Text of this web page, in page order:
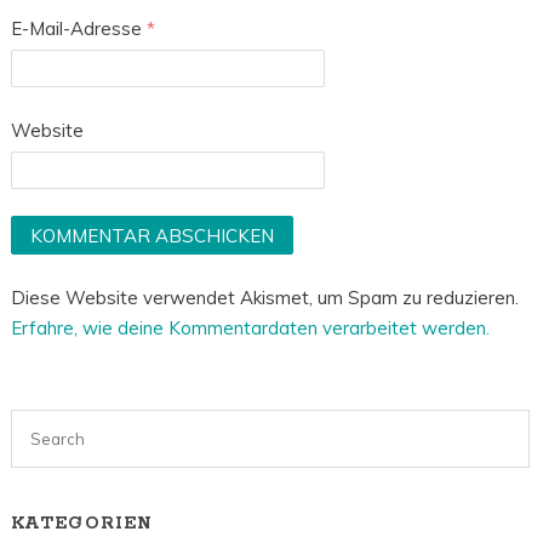
E-Mail-Adresse *
Website
Diese Website verwendet Akismet, um Spam zu reduzieren.
Erfahre, wie deine Kommentardaten verarbeitet werden.
KATEGORIEN